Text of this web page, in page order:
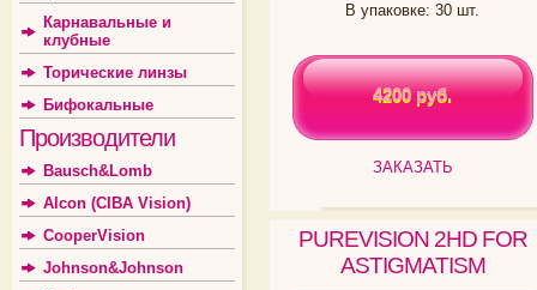
Карнавальные и
клубные
Торические линзы
Бифокальные
Производители
Bausch&Lomb
Alcon (CIBA Vision)
CooperVision
Johnson&Johnson
В упаковке: 30 шт.
4200 руб.
4200 руб.
ЗАКАЗАТЬ
PUREVISION 2HD FOR
ASTIGMATISM